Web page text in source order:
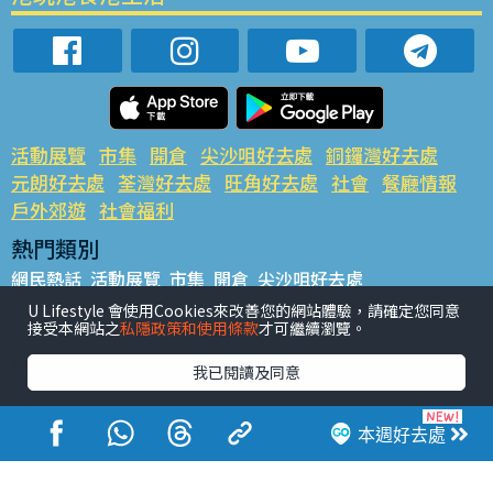
本週好去處
活動展覽 市集 開倉 尖沙咀好去處 銅鑼灣好去處
元朗好去處 荃灣好去處 旺角好去處 社會 餐廳情報
戶外郊遊 社會福利
熱門類別
網民熱話 活動展覽 市集 開倉 尖沙咀好去處
銅鑼灣好去處 元朗好去處 荃灣好去處 旺角好去處 社會
餐廳情報 戶外郊遊
熱門標籤
#UGO搵好去處 #人氣活動推介 #美食社群熱話
#親子玩樂好去處
#ULifestyle應用程式
#限時搶
#UJetso禮物放送
#ULifestyle商戶中心 #著數 #網絡熱話
U Lifestyle 會使用Cookies來改善您的網站體驗，請確定您同意
接受本網站之私隱政策和使用條款才可繼續瀏覽。
我已閱讀及同意